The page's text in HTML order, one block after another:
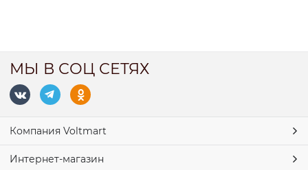
МЫ В СОЦ СЕТЯХ
Компания Voltmart
Интернет-магазин